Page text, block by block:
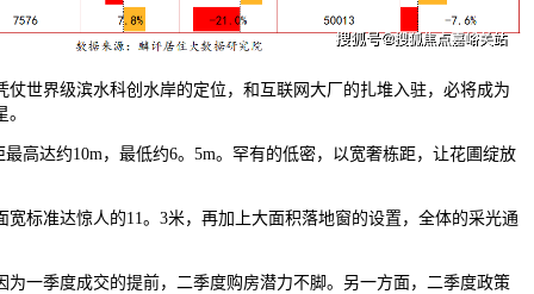
界级滨水科创水岸的定位，和互联网大厂的扎堆入驻，必将成为
达约10m，最低约6。5m。罕有的低密，以宽奢栋距，让花圃绽放
准达惊人的11。3米，再加上大面积落地窗的设置，全体的采光通
季度成交的提前，二季度购房潜力不脚。另一方面，二季度政策